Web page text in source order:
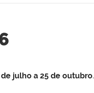
julho a 25 de outubro.